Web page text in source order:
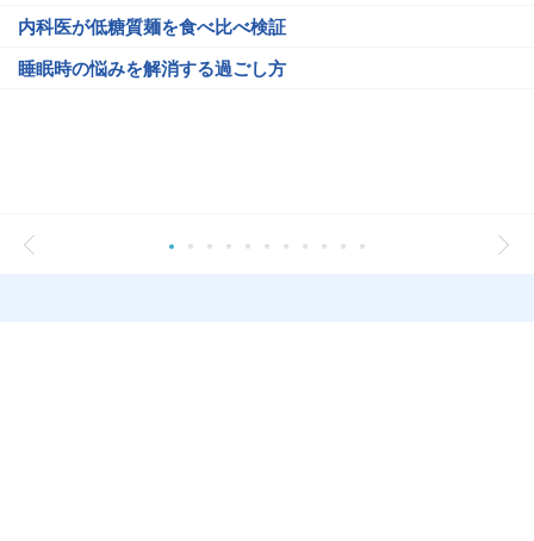
内科医が低糖質麺を食べ比べ検証
睡眠時の悩みを解消する過ごし方